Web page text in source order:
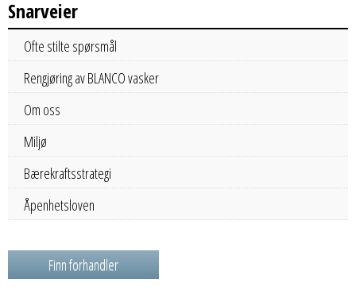
Snarveier
Ofte stilte spørsmål
Rengjøring av BLANCO vasker
Om oss
Miljø
Bærekraftsstrategi
Åpenhetsloven
Finn forhandler